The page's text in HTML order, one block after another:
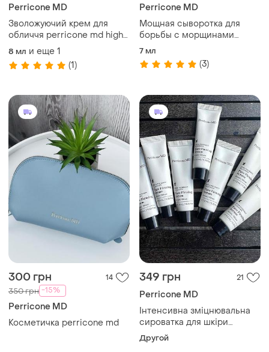
Perricone MD
Зволожуючий крем для
обличчя perricone md high
potency classics face
finishing & firming
moisturiser
8 мл и еще 1
(1)
Perricone MD
Мощная сыворотка для
борьбы с морщинами
perricone md high potency
classics face firming serum
7м
7 мл
(3)
300 грн 14
350 грн -15%
Perricone MD
Косметичка perricone md
349 грн 21
Perricone MD
Інтенсивна зміцнювальна
сироватка для шкіри
обличчя perricone md hight
potency classics face
Другой